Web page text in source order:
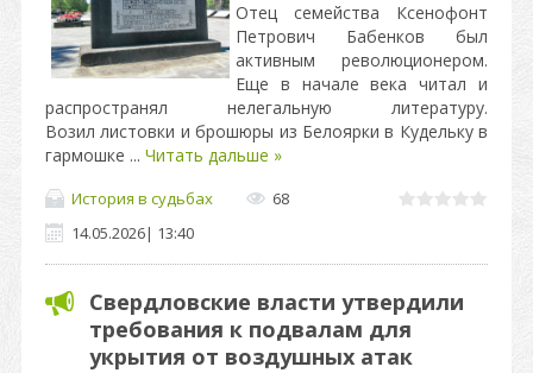
Отец семейства Ксенофонт
Петрович Бабенков был
активным революционером.
Еще в начале века читал и
распространял нелегальную литературу.
Возил листовки и брошюры из Белоярки в Кудельку в
гармошке ... Читать дальше »
История в судьбах
68
14.05.2026| 13:40
Свердловские власти утвердили
требования к подвалам для
укрытия от воздушных атак